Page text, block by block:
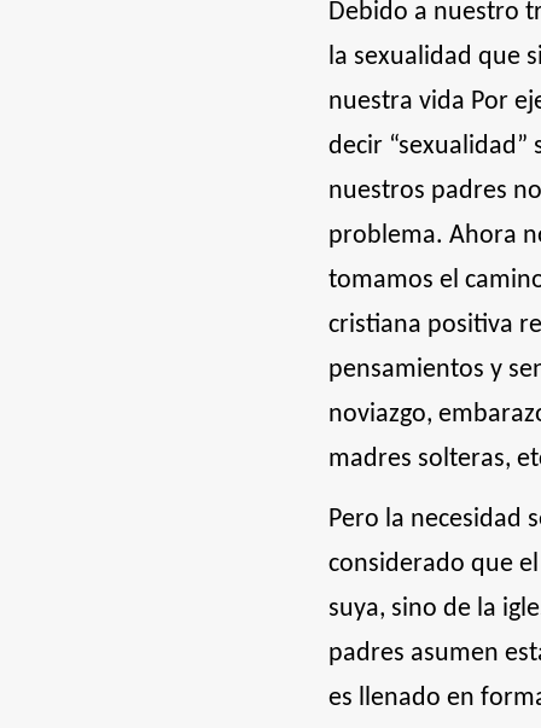
Debido a nuestro
la sexualidad que
nuestra vida Por
decir “sexualidad”
nuestros padres
problema. Ahora
tomamos el
cristiana positiva
pensamientos y
noviazgo,
madres solteras,
Pero la necesidad
considerado que
suya, sino de la
padres asumen
es llenado en